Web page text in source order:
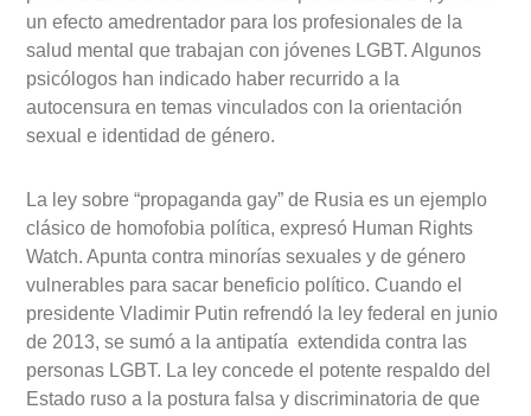
un efecto amedrentador para los profesionales de la
salud mental que trabajan con jóvenes LGBT. Algunos
psicólogos han indicado haber recurrido a la
autocensura en temas vinculados con la orientación
sexual e identidad de género.
La ley sobre “propaganda gay” de Rusia es un ejemplo
clásico de homofobia política, expresó Human Rights
Watch. Apunta contra minorías sexuales y de género
vulnerables para sacar beneficio político. Cuando el
presidente Vladimir Putin refrendó la ley federal en junio
de 2013, se sumó a la antipatía extendida contra las
personas LGBT. La ley concede el potente respaldo del
Estado ruso a la postura falsa y discriminatoria de que